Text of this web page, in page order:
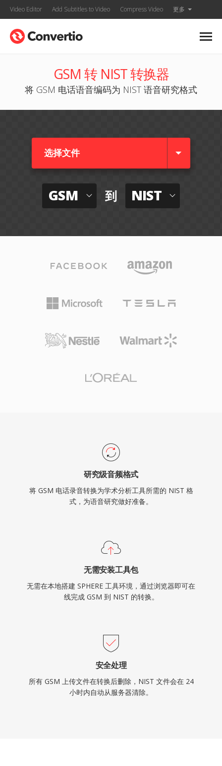
Video Editor Add Subtitles to Video Compress Video 更多
GSM 转 NIST 转换器
将 GSM 电话语音编码为 NIST 语音研究格式
选择文件
GSM 到 NIST
研究级音频格式
将 GSM 电话录音转换为学术分析工具所需的 NIST 格
式，为语音研究做好准备。
无需安装工具包
无需在本地搭建 SPHERE 工具环境，通过浏览器即可在
线完成 GSM 到 NIST 的转换。
安全处理
所有 GSM 上传文件在转换后删除，NIST 文件会在 24
小时内自动从服务器清除。